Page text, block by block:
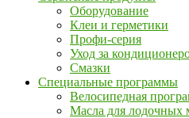
Оборудование
Клеи и герметики
Профи-серия
Уход за
Смазки
Специальные программы
Велосипедная
Масла для лодочных